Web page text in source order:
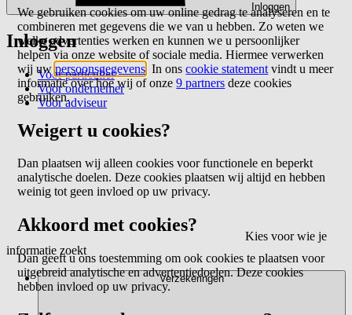
Inloggen
Inloggen
Voor particulier
Voor ondernemer
Voor adviseur
Kies voor wie je
informatie zoekt
Verzekeringen
We gebruiken cookies om uw online gedrag te analyseren en te
combineren met gegevens die we van u hebben. Zo weten we
welke advertenties werken en kunnen we u persoonlijker
helpen via onze website of sociale media. Hiermee verwerken
wij uwpersoonsgegevens . In onscookie statement vindt u meer
informatie over hoe wij of onze9 partners deze cookies
gebruiken.
Weigert u cookies?
Dan plaatsen wij alleen cookies voor functionele en beperkt
analytische doelen. Deze cookies plaatsen wij altijd en hebben
weinig tot geen invloed op uw privacy.
Akkoord met cookies?
Dan geeft u ons toestemming om ook cookies te plaatsen voor
uitgebreid analytische en advertentiedoelen. Deze cookies
hebben invloed op uw privacy.